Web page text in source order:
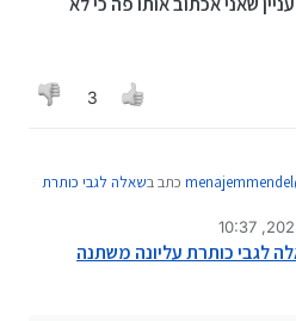
3
menajemmendel כתב בשאלה לגבי כותרת
@דנבואו מישהו אחר שמעניין אותו
הבעיה, (היה פשוט טעות של מתחילים),
ידי
לגבי כותרת עליונה משתנה